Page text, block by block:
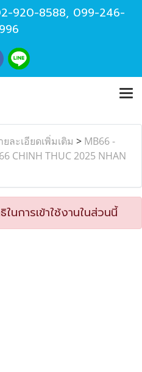
920-8588, 099-246-
ละเอียดเพิ่มเติม > MB66 -
CHINH THUC 2025 NHAN
นการเข้าใช้งานในส่วนนี้